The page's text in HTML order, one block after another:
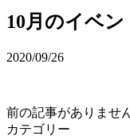
10月のイベ
2020/09/26
前の記事がありませ
カテゴリー